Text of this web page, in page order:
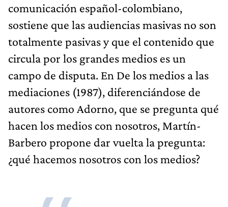
comunicación español-colombiano,
sostiene que las audiencias masivas no son
totalmente pasivas y que el contenido que
circula por los grandes medios es un
campo de disputa. En De los medios a las
mediaciones (1987), diferenciándose de
autores como Adorno, que se pregunta qué
hacen los medios con nosotros, Martín-
Barbero propone dar vuelta la pregunta:
¿qué hacemos nosotros con los medios?